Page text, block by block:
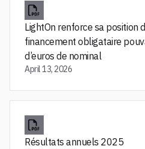
LightOn renforce sa position
financement obligataire
d’euros de nominal
April 13, 2026
Résultats annuels 2025